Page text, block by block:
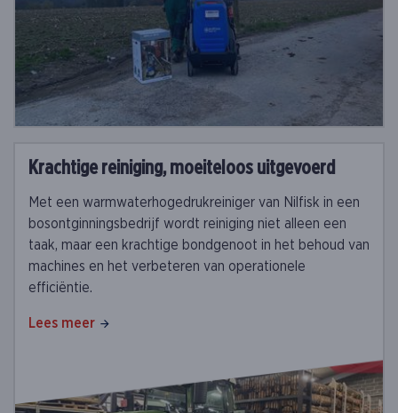
Krachtige reiniging, moeiteloos uitgevoerd
Met een warmwaterhogedrukreiniger van Nilfisk in een
bosontginningsbedrijf wordt reiniging niet alleen een
taak, maar een krachtige bondgenoot in het behoud van
machines en het verbeteren van operationele
efficiëntie.
Lees meer